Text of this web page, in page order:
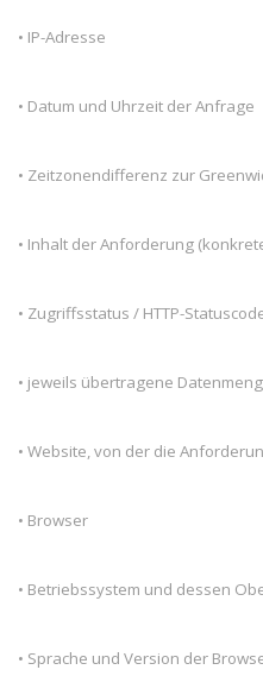
• IP-Adresse
• Datum und Uhrzeit der Anfrage
• Zeitzonendifferenz zur
• Inhalt der Anforderung
• Zugriffsstatus / HTTP-
• jeweils übertragene
• Website, von der die
• Browser
• Betriebssystem und dessen
• Sprache und Version der